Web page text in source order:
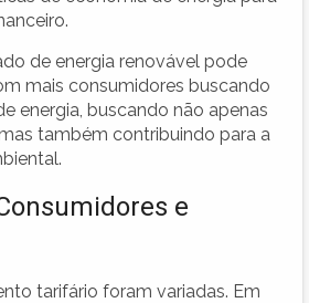
de energia renovável pode
mais consumidores buscando
energia, buscando não apenas
também contribuindo para a
e
tarifário foram variadas. Em